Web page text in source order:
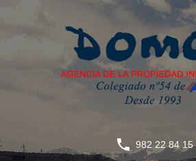
982 22 84 15